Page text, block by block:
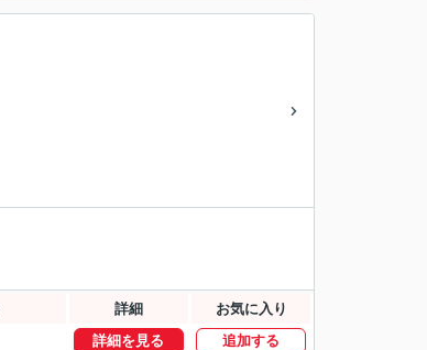
詳細 お気に入り
詳細を見る 追加する